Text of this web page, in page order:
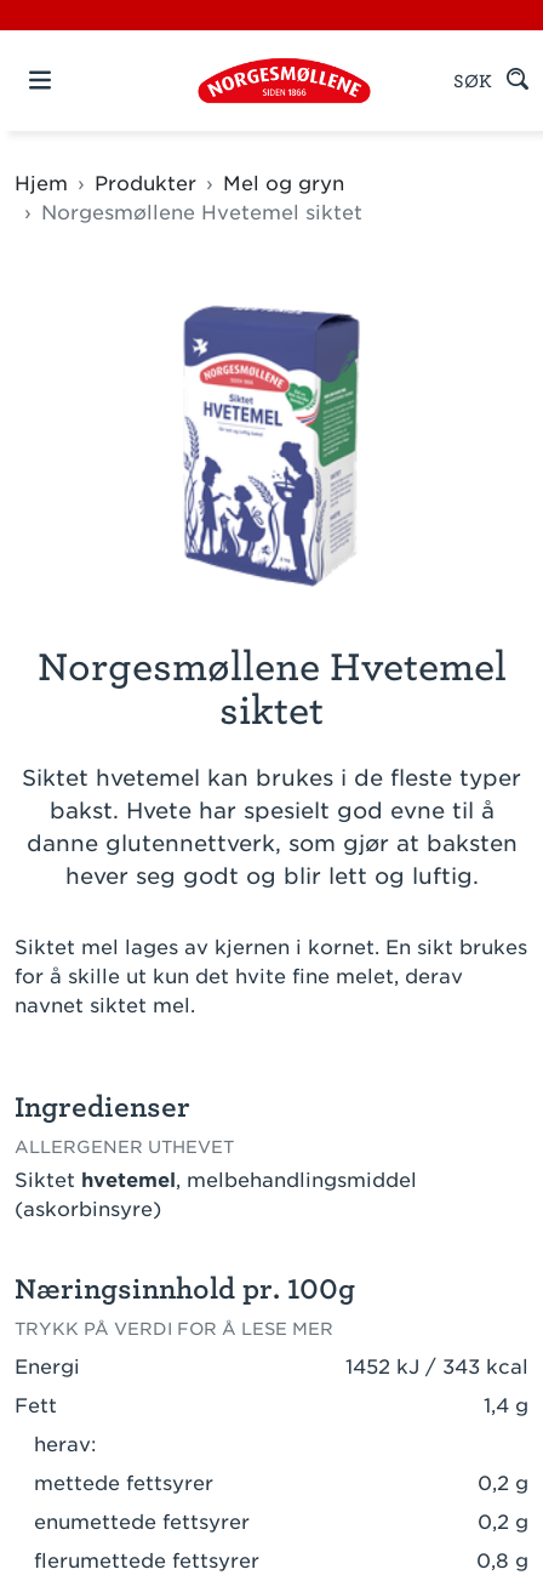
SØK
Hjem Produkter
Mel og gryn
Norgesmøllene Hvetemel siktet
Norgesmøllene Hvetemel
siktet
Siktet hvetemel kan brukes i de fleste typer
bakst. Hvete har spesielt god evne til å
danne glutennettverk, som gjør at baksten
hever seg godt og blir lett og luftig.
Siktet mel lages av kjernen i kornet. En sikt brukes
for å skille ut kun det hvite fine melet, derav
navnet siktet mel.
Ingredienser
ALLERGENER UTHEVET
Siktet hvetemel , melbehandlingsmiddel
(askorbinsyre)
Næringsinnhold pr. 100g
TRYKK PÅ VERDI FOR Å LESE MER
Energi
1452 kJ / 343 kcal
Fett
1,4 g
herav:
mettede fettsyrer
0,2 g
enumettede fettsyrer
0,2 g
flerumettede fettsyrer
0,8 g